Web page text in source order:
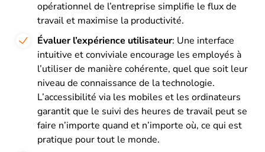
opérationnel de l’entreprise simplifie le flux de
travail et maximise la productivité.
Évaluer l’expérience utilisateur: Une interface
intuitive et conviviale encourage les employés à
l’utiliser de manière cohérente, quel que soit leur
niveau de connaissance de la technologie.
L’accessibilité via les mobiles et les ordinateurs
garantit que le suivi des heures de travail peut se
faire n’importe quand et n’importe où, ce qui est
pratique pour tout le monde.